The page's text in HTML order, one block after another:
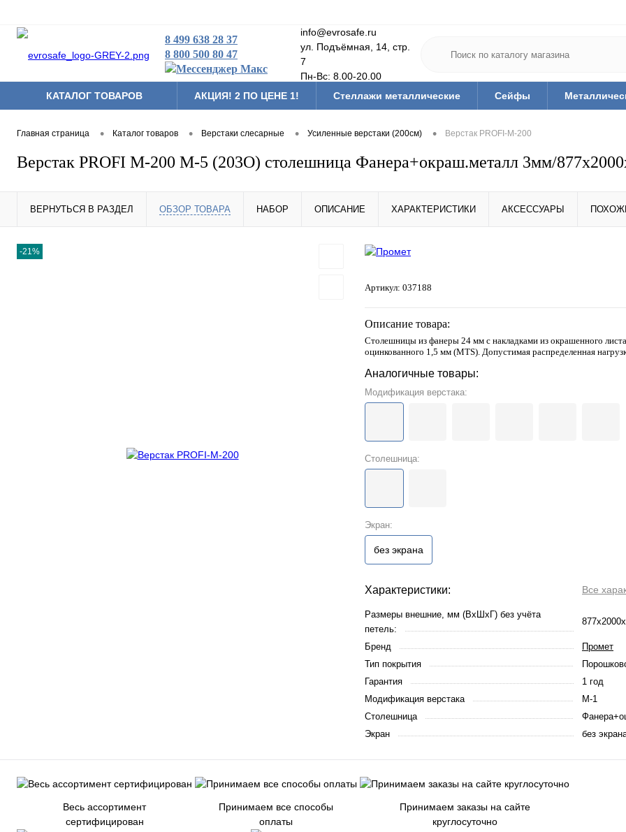
8 499 638 28 37
8 800 500 80 47
info@evrosafe.ru
ул. Подъёмная, 14, стр.
7
Пн-Вс: 8.00-20.00
КАТАЛОГ ТОВАРОВ
АКЦИЯ! 2 ПО ЦЕНЕ 1! Стеллажи металлические Сейфы
Другая продукция Средства дезинфекции и защиты Тара (ящики,
Главная страница • Каталог товаров • Верстаки слесарные • Усиленные верстаки (200см) • Верстак PROFI-M-200
Верстак PROFI M-200 М-5 (203О) столешница Фанера+окраш.металл 3мм/
ВЕРНУТЬСЯ В РАЗДЕЛ ОБЗОР ТОВАРА НАБОР ОПИСАНИЕ ХАРАКТЕРИСТИКИ АКСЕССУАРЫ
-21%
Артикул: 037188
Описание товара:
Столешницы из фанеры 24 мм с накладками из окрашенного
оцинкованного 1,5 мм (MTS). Допустимая распределенная
Аналогичные товары:
Модификация верстака:
Столешница:
Экран:
без экрана
Характеристики: Все
Размеры внешние, мм (ВхШхГ) без учёта
петель:
Бренд
Промет
Тип покрытия
Гарантия
1 год
Модификация верстака
М-1
Столешница
Экран
без
Весь ассортимент
сертифицирован
Принимаем все способы
оплаты
Принимаем заказы на сайте
круглосуточно